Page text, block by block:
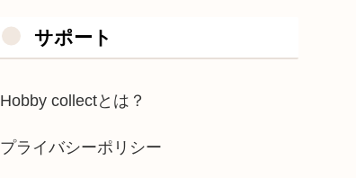
サポート
Hobby collectとは？
プライバシーポリシー